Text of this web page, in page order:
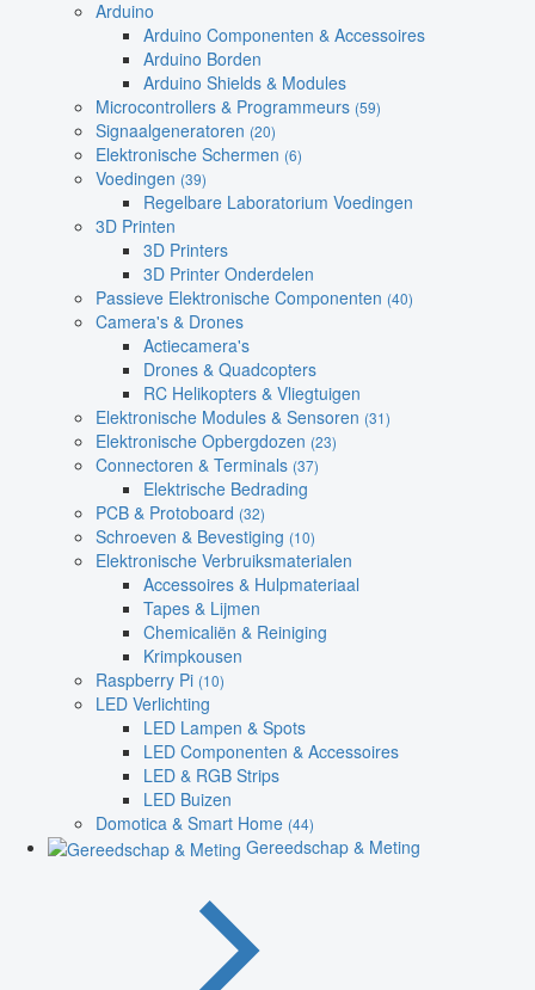
Arduino
Arduino Componenten & Accessoires
Arduino Borden
Arduino Shields & Modules
Microcontrollers & Programmeurs (59)
Signaalgeneratoren (20)
Elektronische Schermen (6)
Voedingen (39)
Regelbare Laboratorium Voedingen
3D Printen
3D Printers
3D Printer Onderdelen
Passieve Elektronische Componenten (40)
Camera's & Drones
Actiecamera's
Drones & Quadcopters
RC Helikopters & Vliegtuigen
Elektronische Modules & Sensoren (31)
Elektronische Opbergdozen (23)
Connectoren & Terminals (37)
Elektrische Bedrading
PCB & Protoboard (32)
Schroeven & Bevestiging (10)
Elektronische Verbruiksmaterialen
Accessoires & Hulpmateriaal
Tapes & Lijmen
Chemicaliën & Reiniging
Krimpkousen
Raspberry Pi (10)
LED Verlichting
LED Lampen & Spots
LED Componenten & Accessoires
LED & RGB Strips
LED Buizen
Domotica & Smart Home (44)
Gereedschap & Meting